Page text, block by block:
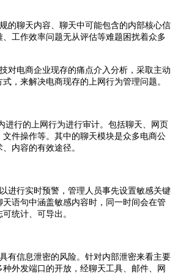
的聊天内容、聊天中可能包含的内部核心信
工作效率问题无从评估等难题困扰着众多
对电商企业现存的痛点介入分析，采取主动
，来解决电商现存的上网行为管理问题。
进行的上网行为进行审计。包括聊天、网页
件操作等。其中的聊天模块是众多电商公
内容的有效途径。
进行实时预警，管理人员事先设置敏感关键
语句中涵盖敏感内容时，同一时间会在管
统计、可导出。
有信息泄密的风险。针对内部泄密来看主要
外发端口的开放，经聊天工具、邮件、网